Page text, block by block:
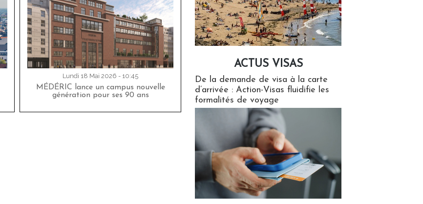
Lundi 18 Mai 2026 - 10:45
MÉDÉRIC lance un campus nouvelle
génération pour ses 90 ans
ACTUS VISAS
De la demande de visa à la carte
d’arrivée : Action-Visas fluidifie les
formalités de voyage